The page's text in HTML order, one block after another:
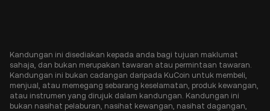
Kandungan ini disediakan kepada anda bagi tujuan maklumat
sahaja, dan bukan merupakan tawaran atau permintaan tawaran.
Kandungan ini bukan cadangan daripada KuCoin untuk membeli,
menjual, atau memegang sebarang keselamatan, produk kewangan,
atau instrumen yang dirujuk dalam kandungan. Kandungan ini
bukan nasihat pelaburan, nasihat kewangan, nasihat dagangan,